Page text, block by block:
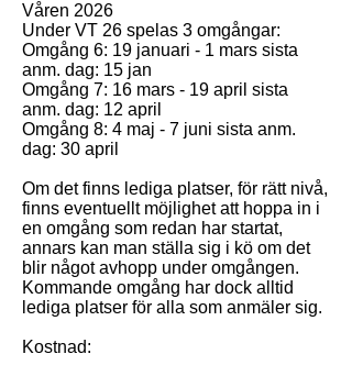
Våren 2026
Under VT 26 spelas 3 omgångar:
Omgång 6: 19 januari - 1 mars sista
anm. dag: 15 jan
Omgång 7: 16 mars - 19 april sista
anm. dag: 12 april
Omgång 8: 4 maj - 7 juni sista anm.
dag: 30 april
Om det finns lediga platser, för rätt nivå,
finns eventuellt möjlighet att hoppa in i
en omgång som redan har startat,
annars kan man ställa sig i kö om det
blir något avhopp under omgången.
Kommande omgång har dock alltid
lediga platser för alla som anmäler sig.
Kostnad: